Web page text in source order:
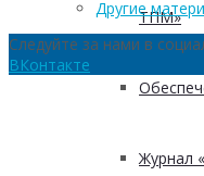
ТПМ»
Журнал
Другие
Следуйте за нами в
ВКонтакте